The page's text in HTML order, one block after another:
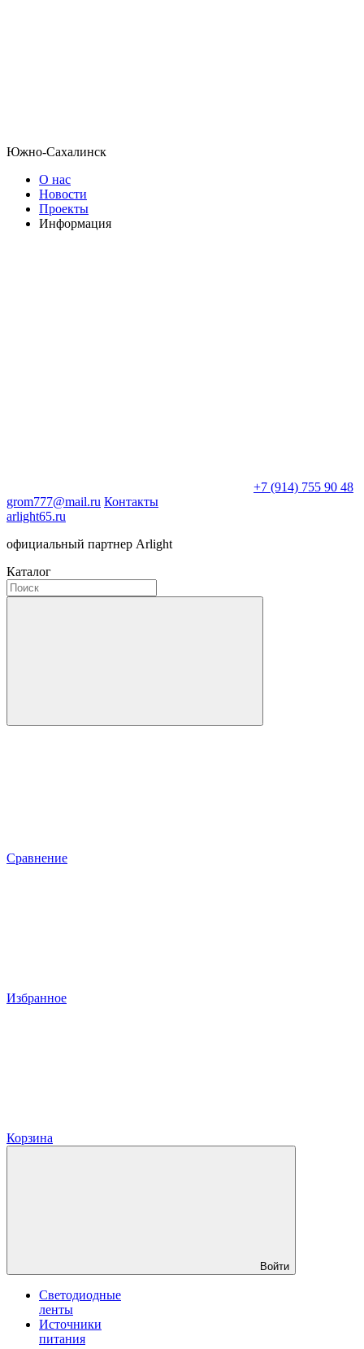
Южно-Сахалинск
О нас
Новости
Проекты
Информация
+7 (914) 755 90 48
grom777@mail.ru Контакты
arlight65.ru
официальный партнер Arlight
Каталог
Сравнение
Избранное
Корзина
Войти
Светодиодные
ленты
Источники
питания